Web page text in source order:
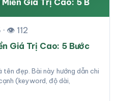
Giá Trị Cao: 5 B
👁 112
Giá Trị Cao: 5 Bước
đẹp. Bài này hướng dẫn chi
(keyword, độ dài,